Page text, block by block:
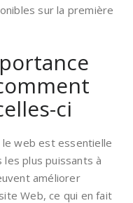
sur la première
ci
le web est essentielle
plus puissants à
améliorer
Web, ce qui en fait